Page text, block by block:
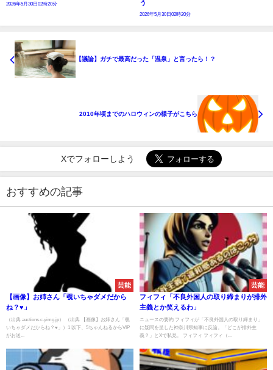
2026年5月30日02時20分 う
2026年5月30日02時20分
【議論】ガチで最高だった「温泉」と言ったら！？
2010年頃までのハロウィンの様子がこちら
Xでフォローしよう
おすすめの記事
芸能
【画像】お姉さん「覗いちゃダメだから
ね？♥」
（出典 auctions.c.yimg.jp） （出典 【画像】お姉さん「覗
いちゃダメだからね？♥」）1 以下、5ちゃんねるからVIP
がお送...
芸能
フィフィ「不良外国人の取り締まりが排外
主義とか笑えるわ」
ニュースの要約 フィフィが「不良外国人の取り締まり」
に疑問を呈した神奈川県知事に反論。「どこが排外主
義？」とXで私見。 フィフィ フィフィ（...